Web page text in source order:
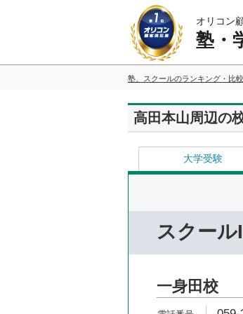
オリコン
塾・
塾、スクールのランキング・比較
高田本山周辺の
大学受験
スクール
一身田校